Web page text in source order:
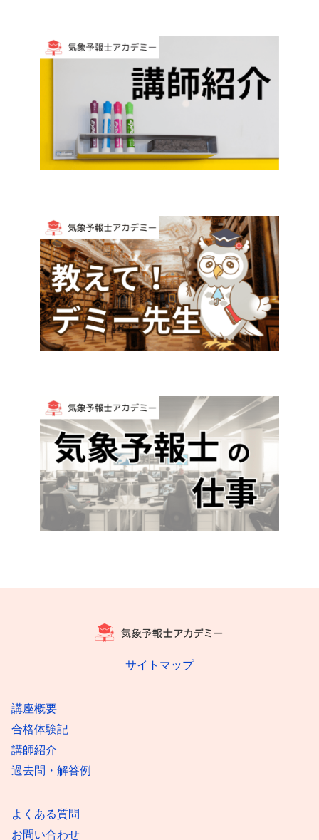
サイトマップ
講座概要
合格体験記
講師紹介
過去問・解答例
よくある質問
お問い合わせ